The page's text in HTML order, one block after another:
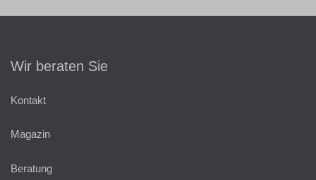
Wir beraten Sie
Kontakt
Magazin
Beratung